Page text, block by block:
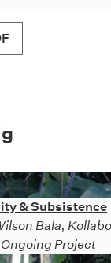
& Subsistence
Bala,
Project